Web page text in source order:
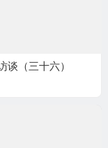
谈（三十六）